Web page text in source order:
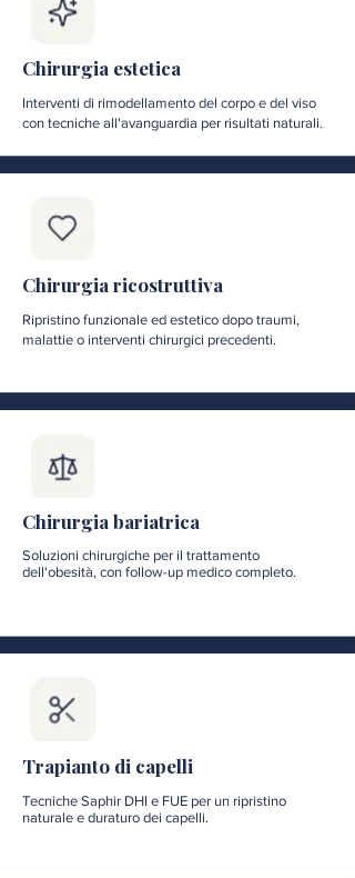
Chirurgia estetica
Interventi di rimodellamento del corpo e del viso
con tecniche all'avanguardia per risultati naturali.
Chirurgia ricostruttiva
Ripristino funzionale ed estetico dopo traumi,
malattie o interventi chirurgici precedenti.
Chirurgia bariatrica
Soluzioni chirurgiche per il trattamento
dell'obesità, con follow-up medico completo.
Trapianto di capelli
Tecniche Saphir DHI e FUE per un ripristino
naturale e duraturo dei capelli.